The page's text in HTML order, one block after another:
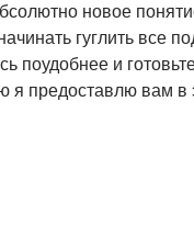
новое
гуглить все
поудобнее и
я предоставлю вам в